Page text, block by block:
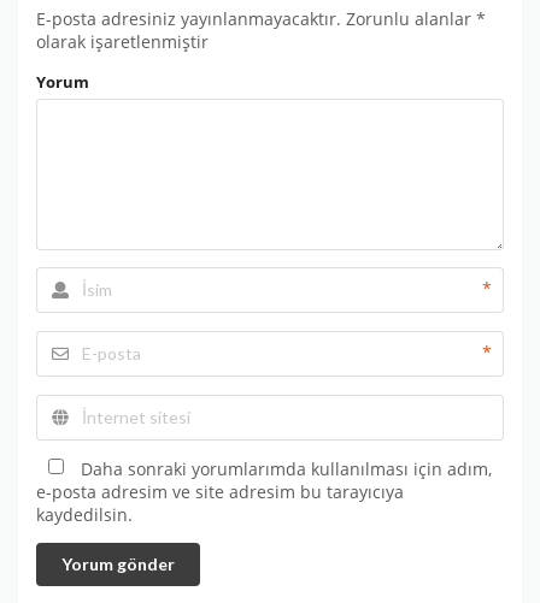
E-posta adresiniz yayınlanmayacaktır. Zorunlu alanlar *
olarak işaretlenmiştir
Yorum
*
*
Daha sonraki yorumlarımda kullanılması için adım,
e-posta adresim ve site adresim bu tarayıcıya
kaydedilsin.
Yorum gönder